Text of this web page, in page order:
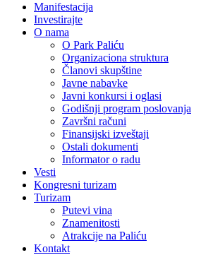
Manifestacija
Investirajte
O nama
O Park Paliću
Organizaciona struktura
Članovi skupštine
Javne nabavke
Javni konkursi i oglasi
Godišnji program poslovanja
Završni računi
Finansijski izveštaji
Ostali dokumenti
Informator o radu
Vesti
Kongresni turizam
Turizam
Putevi vina
Znamenitosti
Atrakcije na Paliću
Kontakt